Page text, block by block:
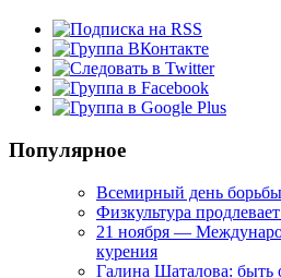
Популярное
Всемирный день
Физкультура
21 ноября —
курения
Галина Шаталова: быть